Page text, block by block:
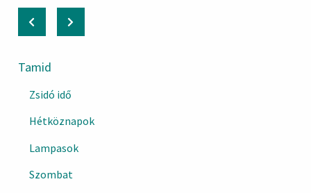
Tamid
Zsidó idő
Hétköznapok
Lampasok
Szombat